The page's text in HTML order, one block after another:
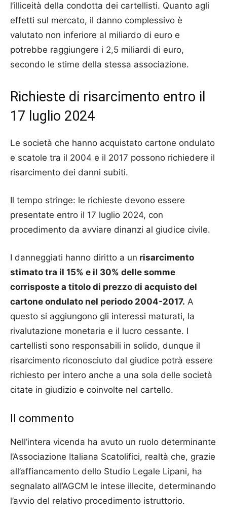
l’illiceità della condotta dei cartellisti. Quanto agli
effetti sul mercato, il danno complessivo è
valutato non inferiore al miliardo di euro e
potrebbe raggiungere i 2,5 miliardi di euro,
secondo le stime della stessa associazione.
Richieste di risarcimento entro il
17 luglio 2024
Le società che hanno acquistato cartone ondulato
e scatole tra il 2004 e il 2017 possono richiedere il
risarcimento dei danni subiti.
Il tempo stringe: le richieste devono essere
presentate entro il 17 luglio 2024, con
procedimento da avviare dinanzi al giudice civile.
I danneggiati hanno diritto a un risarcimento
stimato tra il 15% e il 30% delle somme
corrisposte a titolo di prezzo di acquisto del
cartone ondulato nel periodo 2004-2017. A
questo si aggiungono gli interessi maturati, la
rivalutazione monetaria e il lucro cessante. I
cartellisti sono responsabili in solido, dunque il
risarcimento riconosciuto dal giudice potrà essere
richiesto per intero anche a una sola delle società
citate in giudizio e coinvolte nel cartello.
Il commento
Nell’intera vicenda ha avuto un ruolo determinante
l’Associazione Italiana Scatolifici, realtà che, grazie
all’affiancamento dello Studio Legale Lipani, ha
segnalato all’AGCM le intese illecite, determinando
l’avvio del relativo procedimento istruttorio.